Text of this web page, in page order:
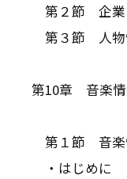
第２節 企業
第３節 人物
第10章 音楽
第１節 音楽
・はじめに